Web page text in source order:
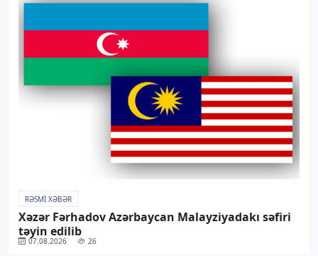
RƏSMI XƏBƏR
Xəzər Fərhadov Azərbaycan Malayziyadakı səfiri
təyin edilib
07.08.2026 26